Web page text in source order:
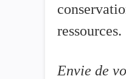
ressources.
Envie de